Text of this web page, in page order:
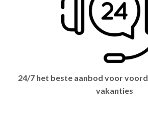
24/7 het beste aanbod voor
vakanties